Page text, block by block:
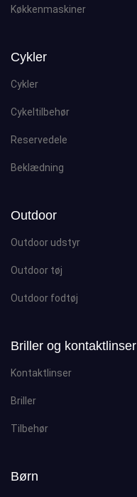
Køkkenmaskiner
Cykler
Cykler
Cykeltilbehør
Reservedele
Beklædning
Outdoor
Outdoor udstyr
Outdoor tøj
Outdoor fodtøj
Briller og kontaktlinser
Kontaktlinser
Briller
Tilbehør
Børn